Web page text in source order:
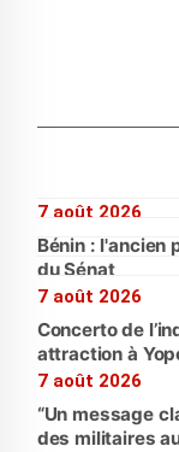
7 août 2026
Bénin : l'ancien
du Sénat
7 août 2026
Concerto de
attraction à
7 août 2026
“Un message
des militaires